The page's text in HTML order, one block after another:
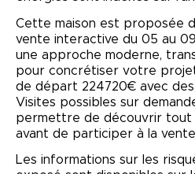
Cette maison est proposée
vente interactive du 05 au
une approche moderne,
pour concrétiser votre
de départ 224720€ avec
Visites possibles sur
permettre de découvrir tout
avant de participer à la
Les informations sur les